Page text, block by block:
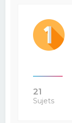
21
Sujets